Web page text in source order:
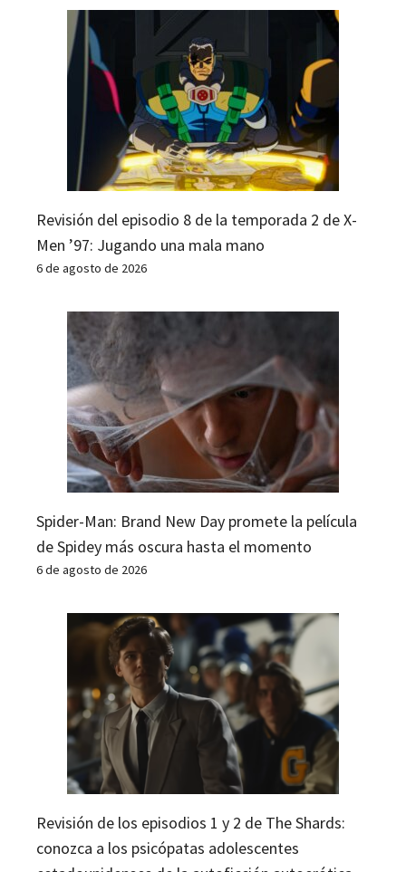
Revisión del episodio 8 de la temporada 2 de X-
Men ’97: Jugando una mala mano
6 de agosto de 2026
Spider-Man: Brand New Day promete la película
de Spidey más oscura hasta el momento
6 de agosto de 2026
Revisión de los episodios 1 y 2 de The Shards:
conozca a los psicópatas adolescentes